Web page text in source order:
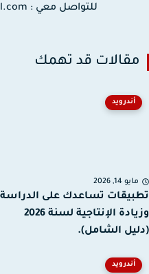
للتواصل معي : Benrahhali00[at]Gmail.com
قد تهمك
أندرويد
14, 2026
تساعدك على الدراسة
وزيادة الإنتاجية لسنة 2026
الشامل).
أندرويد